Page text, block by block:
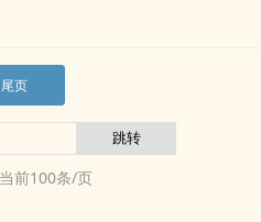
尾页
前100条/页